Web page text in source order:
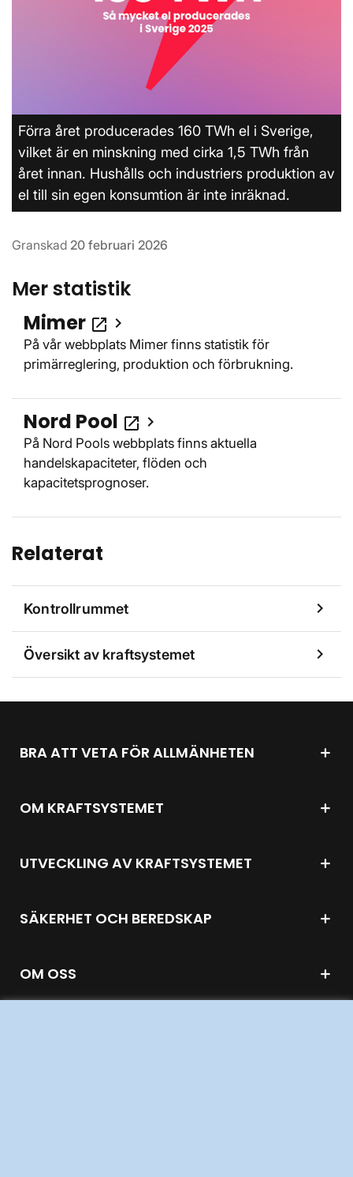
Förra året producerades 160 TWh el i Sverige,
vilket är en minskning med cirka 1,5 TWh från
året innan. Hushålls och industriers produktion av
el till sin egen konsumtion är inte inräknad.
Granskad 20 februari 2026
Mer statistik
Mimer open_in_new Öppnas i nytt fönster
På vår webbplats Mimer finns statistik för
primärreglering, produktion och förbrukning.
Nord Pool open_in_new Öppnas i nytt fönster
På Nord Pools webbplats finns aktuella
handelskapaciteter, flöden och
kapacitetsprognoser.
Relaterat
Kontrollrummet chevron_right
Översikt av kraftsystemet chevron_right
BRA ATT VETA FÖR ALLMÄNHETEN
OM KRAFTSYSTEMET
UTVECKLING AV KRAFTSYSTEMET
SÄKERHET OCH BEREDSKAP
OM OSS